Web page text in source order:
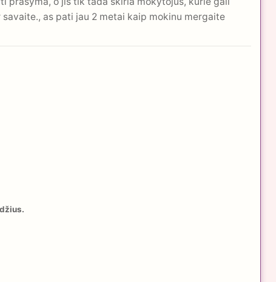
as pati jau 2 metai kaip mokinu mergaite